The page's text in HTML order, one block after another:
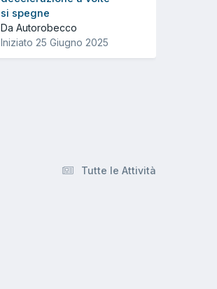
si spegne
Da Autorobecco
Iniziato 25 Giugno 2025
Tutte le Attività